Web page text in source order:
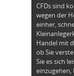
CFDs sind
wegen der
einher,
Handel mit
ob Sie
Sie es sich
einzugehen,